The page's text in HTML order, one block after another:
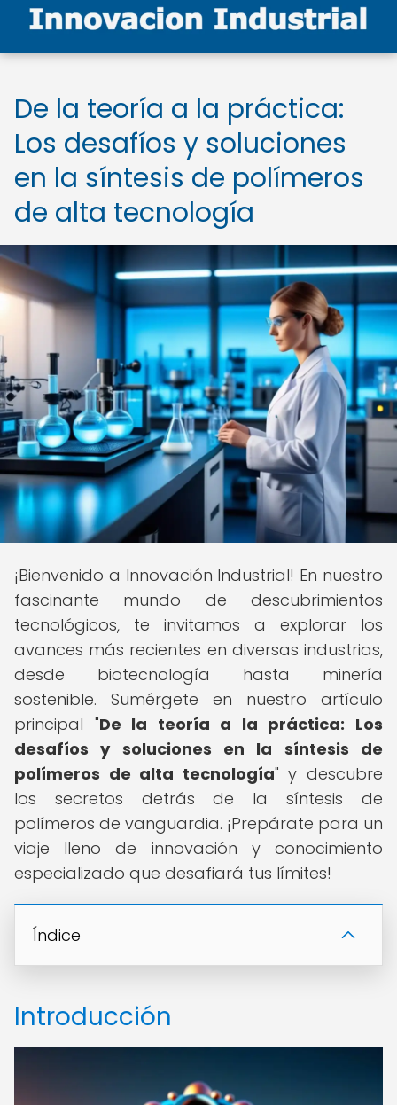
De la teoría a la práctica:
Los desafíos y soluciones
en la síntesis de polímeros
de alta tecnología
¡Bienvenido a Innovación Industrial! En nuestro
fascinante mundo de descubrimientos
tecnológicos, te invitamos a explorar los
avances más recientes en diversas industrias,
desde biotecnología hasta minería
sostenible. Sumérgete en nuestro artículo
principal "De la teoría a la práctica: Los
desafíos y soluciones en la síntesis de
polímeros de alta tecnología" y descubre
los secretos detrás de la síntesis de
polímeros de vanguardia. ¡Prepárate para un
viaje lleno de innovación y conocimiento
especializado que desafiará tus límites!
Índice
Introducción